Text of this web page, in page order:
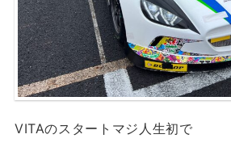
VITAのスタートマジ人生初で